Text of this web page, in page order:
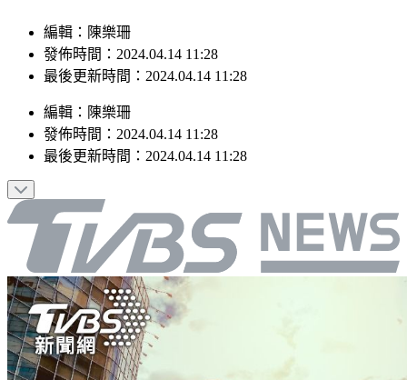
編輯：陳樂珊
發佈時間：2024.04.14 11:28
最後更新時間：2024.04.14 11:28
編輯 ： 陳樂珊
發佈時間： 2024.04.14 11:28
最後更新時間： 2024.04.14 11:28